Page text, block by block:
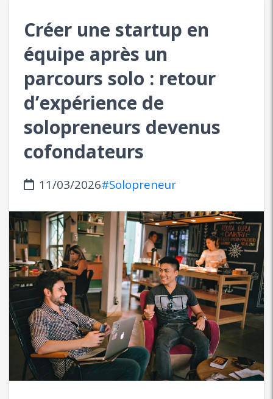
Créer une startup en
équipe après un
parcours solo : retour
d’expérience de
solopreneurs devenus
cofondateurs
11/03/2026#Solopreneur